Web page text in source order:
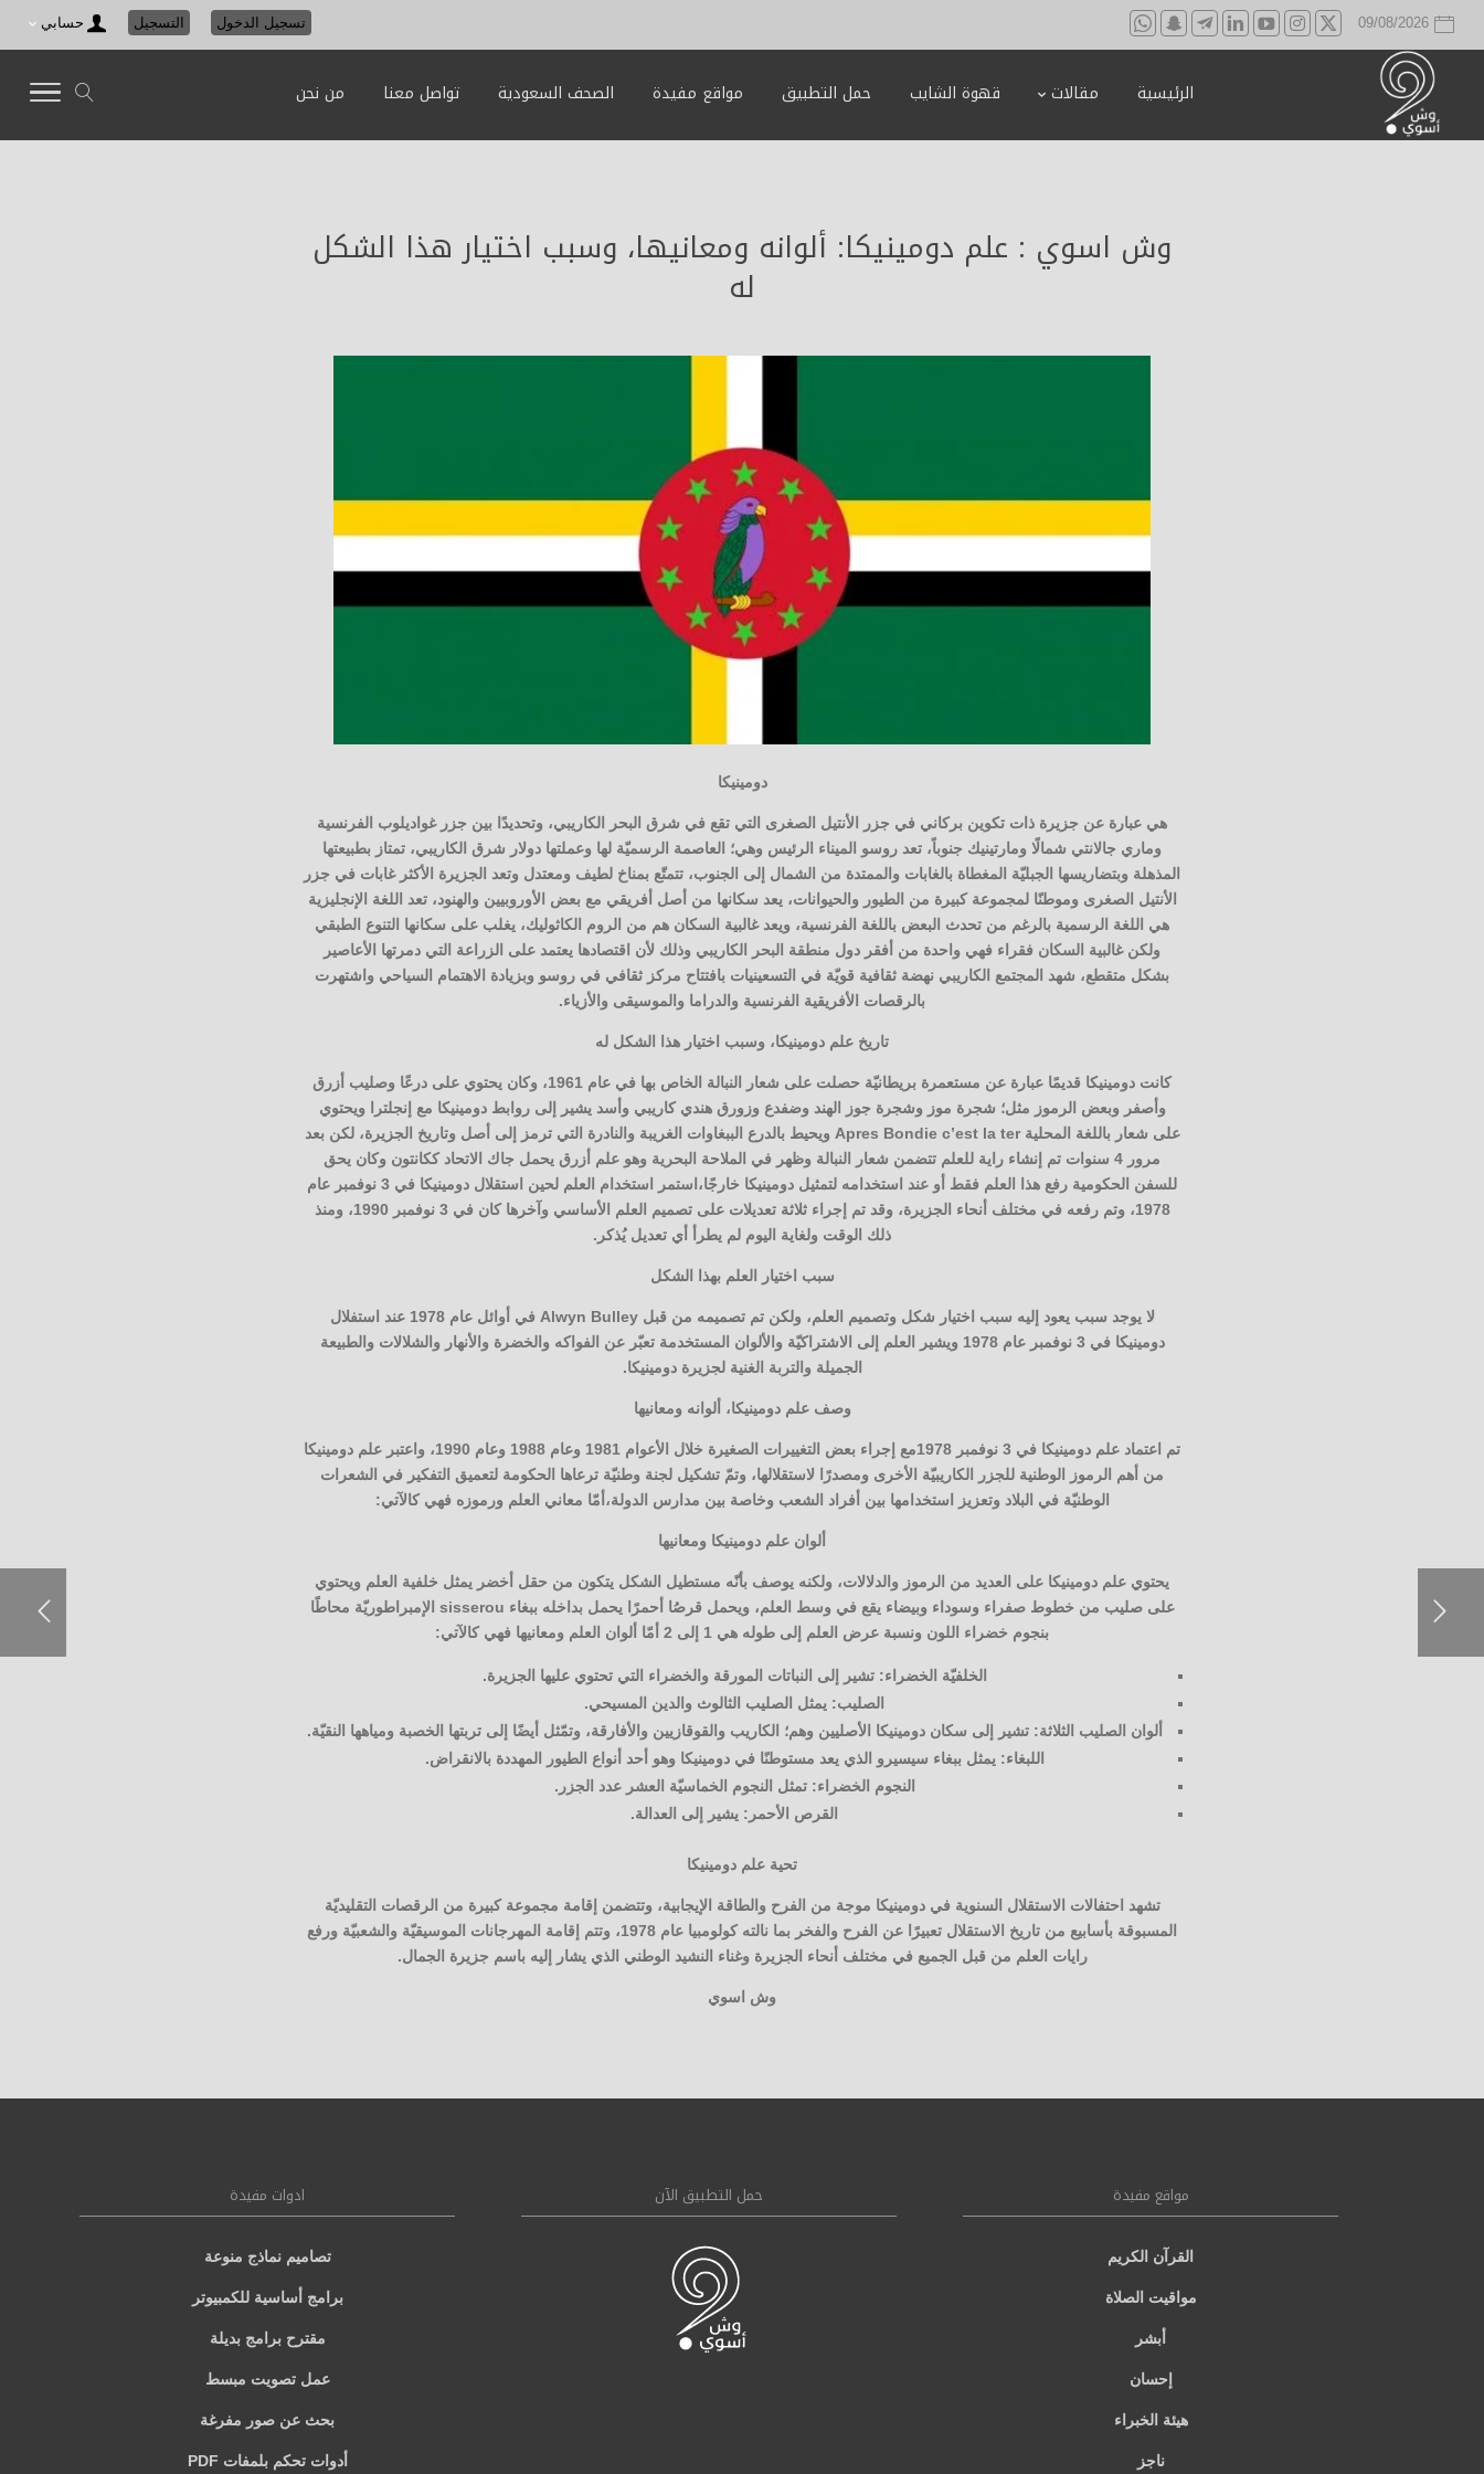
09/08/2026 تسجيل الدخول التسجيل حسابي
الرئيسية مقالات قهوة الشايب حمل التطبيق مواقع مفيدة الصحف السعودية تواصل معنا من نحن
وش اسوي : علم دومينيكا: ألوانه ومعانيها، وسبب اختيار هذا الشكل
له
دومينيكا
هي عبارة عن جزيرة ذات تكوين بركاني في جزر الأنتيل الصغرى التي تقع في شرق البحر الكاريبي، وتحديدًا بين جزر غواديلوب الفرنسية
وماري جالانتي شمالًا ومارتينيك جنوباً، تعد روسو الميناء الرئيس وهي؛ العاصمة الرسميّة لها وعملتها دولار شرق الكاريبي، تمتاز بطبيعتها
المذهلة وبتضاريسها الجبليّة المغطاة بالغابات والممتدة من الشمال إلى الجنوب، تتمتّع بمناخ لطيف ومعتدل وتعد الجزيرة الأكثر غابات في جزر
الأنتيل الصغرى وموطنًا لمجموعة كبيرة من الطيور والحيوانات، يعد سكانها من أصل أفريقي مع بعض الأوروبيين والهنود، تعد اللغة الإنجليزية
هي اللغة الرسمية بالرغم من تحدث البعض باللغة الفرنسية، ويعد غالبية السكان هم من الروم الكاثوليك، يغلب على سكانها التنوع الطبقي
ولكن غالبية السكان فقراء فهي واحدة من أفقر دول منطقة البحر الكاريبي وذلك لأن اقتصادها يعتمد على الزراعة التي دمرتها الأعاصير
بشكل متقطع، شهد المجتمع الكاريبي نهضة ثقافية قويّة في التسعينيات بافتتاح مركز ثقافي في روسو وبزيادة الاهتمام السياحي واشتهرت
بالرقصات الأفريقية الفرنسية والدراما والموسيقى والأزياء.
تاريخ علم دومينيكا، وسبب اختيار هذا الشكل له
كانت دومينيكا قديمًا عبارة عن مستعمرة بريطانيّة حصلت على شعار النبالة الخاص بها في عام 1961، وكان يحتوي على درعًا وصليب أزرق
وأصفر وبعض الرموز مثل؛ شجرة موز وشجرة جوز الهند وضفدع وزورق هندي كاريبي وأسد يشير إلى روابط دومينيكا مع إنجلترا ويحتوي
على شعار باللغة المحلية Apres Bondie c’est la ter ويحيط بالدرع الببغاوات الغريبة والنادرة التي ترمز إلى أصل وتاريخ الجزيرة، لكن بعد
مرور 4 سنوات تم إنشاء راية للعلم تتضمن شعار النبالة وظهر في الملاحة البحرية وهو علم أزرق يحمل جاك الاتحاد ككانتون وكان يحق
للسفن الحكومية رفع هذا العلم فقط أو عند استخدامه لتمثيل دومينيكا خارجًا،استمر استخدام العلم لحين استقلال دومينيكا في 3 نوفمبر عام
1978، وتم رفعه في مختلف أنحاء الجزيرة، وقد تم إجراء ثلاثة تعديلات على تصميم العلم الأساسي وآخرها كان في 3 نوفمبر 1990، ومنذ
ذلك الوقت ولغاية اليوم لم يطرأ أي تعديل يُذكر.
سبب اختيار العلم بهذا الشكل
لا يوجد سبب يعود إليه سبب اختيار شكل وتصميم العلم، ولكن تم تصميمه من قبل Alwyn Bulley في أوائل عام 1978 عند استفلال
دومينيكا في 3 نوفمبر عام 1978 ويشير العلم إلى الاشتراكيّة والألوان المستخدمة تعبّر عن الفواكه والخضرة والأنهار والشلالات والطبيعة
الجميلة والتربة الغنية لجزيرة دومينيكا.
وصف علم دومينيكا، ألوانه ومعانيها
تم اعتماد علم دومينيكا في 3 نوفمبر 1978مع إجراء بعض التغييرات الصغيرة خلال الأعوام 1981 وعام 1988 وعام 1990، واعتبر علم دومينيكا
من أهم الرموز الوطنية للجزر الكاريبيّة الأخرى ومصدرًا لاستقلالها، وتمّ تشكيل لجنة وطنيّة ترعاها الحكومة لتعميق التفكير في الشعرات
الوطنيّة في البلاد وتعزيز استخدامها بين أفراد الشعب وخاصة بين مدارس الدولة،أمّا معاني العلم ورموزه فهي كالآتي:
ألوان علم دومينيكا ومعانيها
يحتوي علم دومينيكا على العديد من الرموز والدلالات، ولكنه يوصف بأنّه مستطيل الشكل يتكون من حقل أخضر يمثل خلفية العلم ويحتوي
على صليب من خطوط صفراء وسوداء وبيضاء يقع في وسط العلم، ويحمل قرصُا أحمرًا يحمل بداخله ببغاء sisserou الإمبراطوريّة محاطًا
بنجوم خضراء اللون ونسبة عرض العلم إلى طوله هي 1 إلى 2
أمّا ألوان العلم ومعانيها فهي كالآتي:
الخلفيّة الخضراء: تشير إلى النباتات المورقة والخضراء التي تحتوي عليها الجزيرة.
الصليب: يمثل الصليب الثالوث والدين المسيحي.
ألوان الصليب الثلاثة: تشير إلى سكان دومينيكا الأصليين وهم؛ الكاريب والقوقازيين والأفارقة، وتمّثل أيضًا إلى تربتها الخصبة ومياهها النقيّة.
اللبغاء: يمثل ببغاء سيسيرو الذي يعد مستوطنًا في دومينيكا وهو أحد أنواع الطيور المهددة بالانقراض.
النجوم الخضراء: تمثل النجوم الخماسيّة العشر عدد الجزر.
القرص الأحمر: يشير إلى العدالة.
تحية علم دومينيكا
تشهد احتفالات الاستقلال السنوية في دومينيكا موجة من الفرح والطاقة الإيجابية، وتتضمن إقامة مجموعة كبيرة من الرقصات التقليديّة
المسبوقة بأسابيع من تاريخ الاستقلال تعبيرًا عن الفرح والفخر بما نالته كولومبيا عام 1978، وتتم إقامة المهرجانات الموسيقيّة والشعبيّة ورفع
رايات العلم من قبل الجميع في مختلف أنحاء الجزيرة وغناء النشيد الوطني الذي يشار إليه باسم جزيرة الجمال.
وش اسوي
مواقع مفيدة
القرآن الكريم
مواقيت الصلاة
أبشر
إحسان
هيئة الخبراء
ناجز
حمل التطبيق الآن ادوات مفيدة
تصاميم نماذج منوعة
برامج أساسية للكمبيوتر
مقترح برامج بديلة
عمل تصويت مبسط
بحث عن صور مفرغة
أدوات تحكم بلمفات PDF